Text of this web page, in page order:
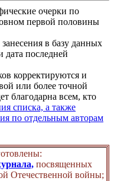
очерки по
первой половины
занесения в базу данных
последней
корректируются и
или более точной
благодарна всем, кто
списка, а также
по отдельным авторам
посвященных
Отечественной войны;